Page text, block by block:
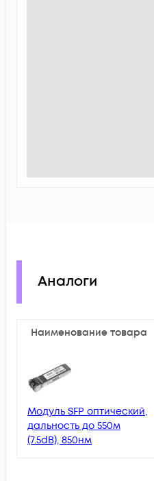
Аналоги
Наименование товара
Модуль SFP оптический,
дальность до 550м
(7.5dB), 850нм